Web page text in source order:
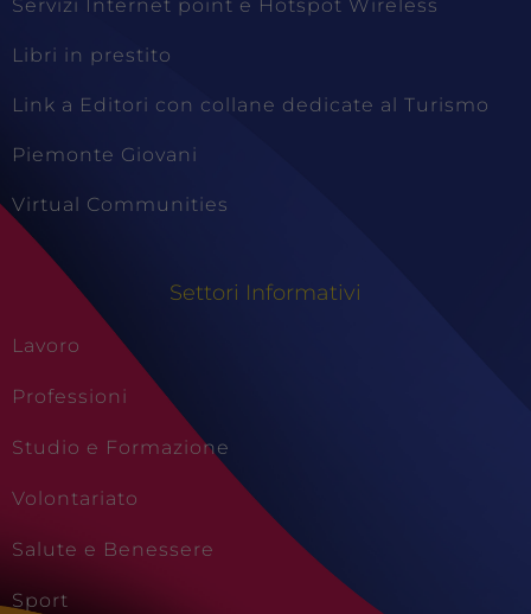
Servizi Internet point e Hotspot Wireless
Libri in prestito
Link a Editori con collane dedicate al Turismo
Piemonte Giovani
Virtual Communities
Settori Informativi
Lavoro
Professioni
Studio e Formazione
Volontariato
Salute e Benessere
Sport